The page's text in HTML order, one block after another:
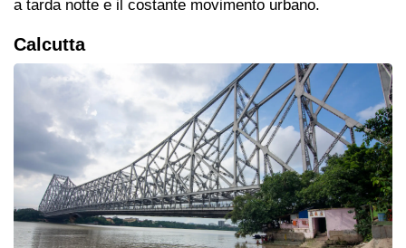
a tarda notte e il costante movimento urbano.
Calcutta